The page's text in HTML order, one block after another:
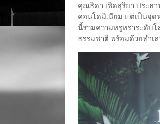
คุณธิดา เชิดสุริยา ประธา
คอนโดมิเนียม แต่เป็นจุด
นี้รวมความหรูหราระดับโ
ธรรมชาติ พร้อมด้วยทำ